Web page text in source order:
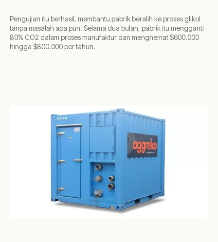
Pengujian itu berhasil, membantu pabrik beralih ke proses glikol
tanpa masalah apa pun. Selama dua bulan, pabrik itu mengganti
80% CO2 dalam proses manufaktur dan menghemat $600.000
hingga $800.000 per tahun.